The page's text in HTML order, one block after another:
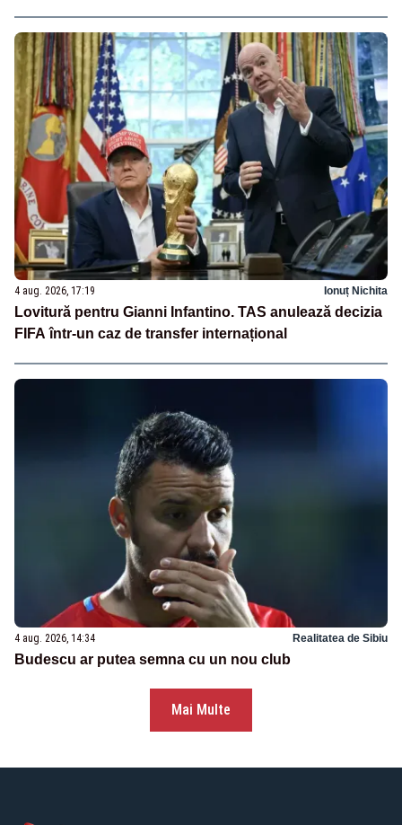
4 aug. 2026, 17:19 Ionuț Nichita
Lovitură pentru Gianni Infantino. TAS anulează decizia
FIFA într-un caz de transfer internațional
4 aug. 2026, 14:34 Realitatea de Sibiu
Budescu ar putea semna cu un nou club
Mai Multe